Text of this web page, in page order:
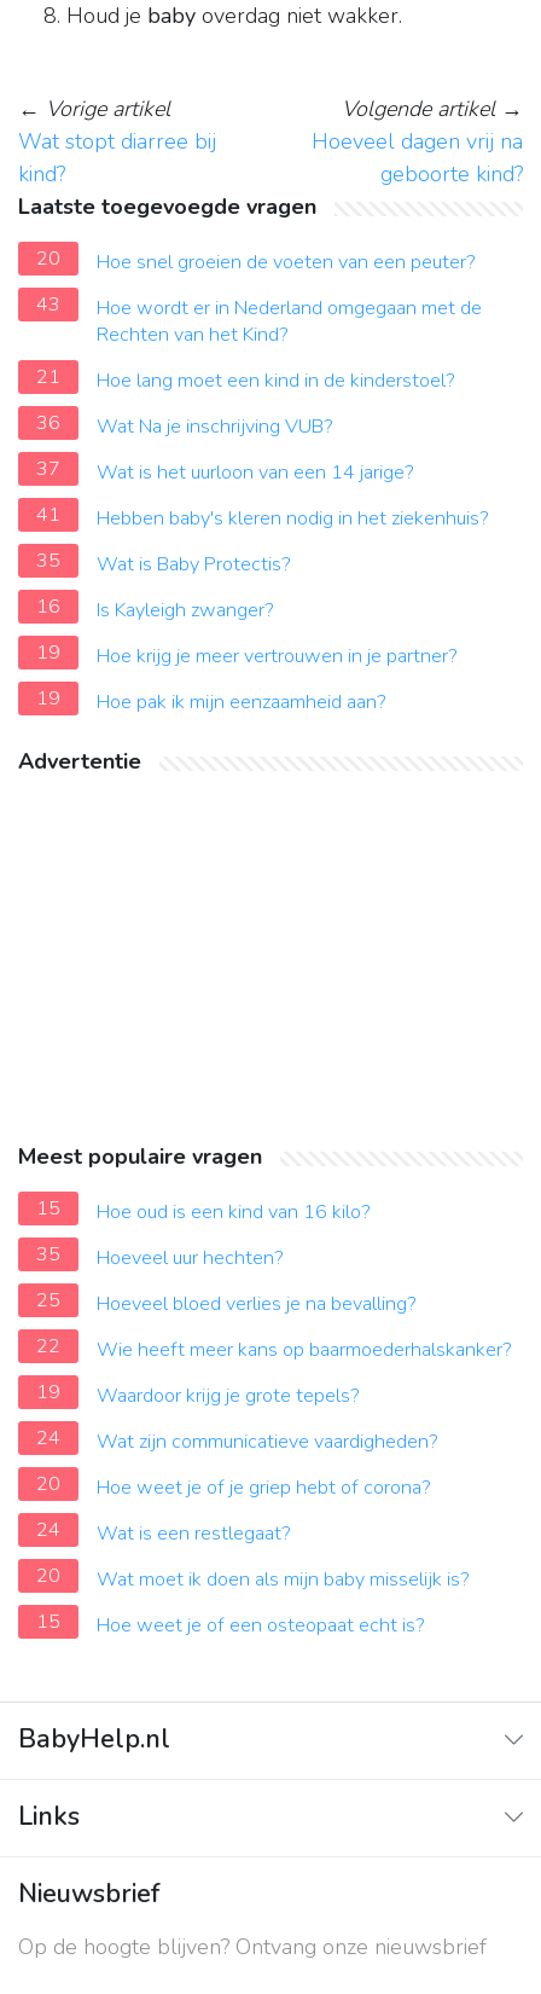
Houd je baby overdag niet wakker.
← Vorige artikel
Wat stopt diarree bij
kind?
Volgende artikel→
Hoeveel dagen vrij na
geboorte kind?
Laatste toegevoegde vragen
20
Hoe snel groeien de voeten van een peuter?
43
Hoe wordt er in Nederland omgegaan met de
Rechten van het Kind?
21
Hoe lang moet een kind in de kinderstoel?
36
Wat Na je inschrijving VUB?
37
Wat is het uurloon van een 14 jarige?
41
Hebben baby's kleren nodig in het ziekenhuis?
35
Wat is Baby Protectis?
16
Is Kayleigh zwanger?
19
Hoe krijg je meer vertrouwen in je partner?
19
Hoe pak ik mijn eenzaamheid aan?
Advertentie
Meest populaire vragen
15
Hoe oud is een kind van 16 kilo?
35
Hoeveel uur hechten?
25
Hoeveel bloed verlies je na bevalling?
22
Wie heeft meer kans op baarmoederhalskanker?
19
Waardoor krijg je grote tepels?
24
Wat zijn communicatieve vaardigheden?
20
Hoe weet je of je griep hebt of corona?
24
Wat is een restlegaat?
20
Wat moet ik doen als mijn baby misselijk is?
15
Hoe weet je of een osteopaat echt is?
BabyHelp.nl
Vraag & Antwoord
Links
Contact
Over ons
Nieuwsbrief
Op de hoogte blijven? Ontvang onze nieuwsbrief